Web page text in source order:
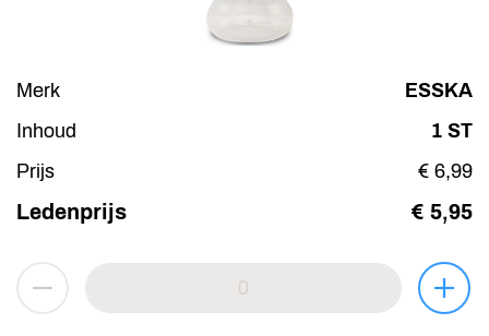
Merk
ESSKA
Inhoud
1 ST
Prijs
€ 6,99
Ledenprijs € 5,95